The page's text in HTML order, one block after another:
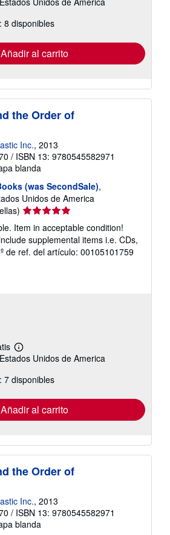
información
las
tarifas
envío
8 disponibles
Añadir al carrito
the Order of
Inc., 2013
/ ISBN 13: 9780545582971
blanda
(was SecondSale),
Unidos de America
Calificación
vendedor:
5
de
Item in acceptable condition!
supplemental items i.e. CDs,
de ref. del artículo: 00105101759
Más
información
las
tarifas
envío
Unidos de America
7 disponibles
Añadir al carrito
the Order of
Inc., 2013
/ ISBN 13: 9780545582971
blanda